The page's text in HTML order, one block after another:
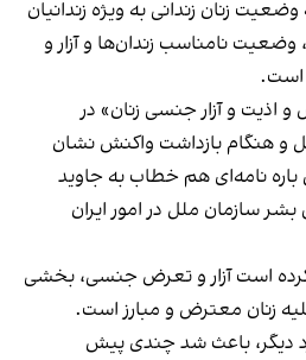
وضعیت زنان زندانی به ویژه زندانیان
نامناسب زندان‌ها و آزار و
است.
اذیت و آزار جنسی زنان» در
و هنگام بازداشت واکنش نشان
باره نامه‌ای هم خطاب به جاوید
سازمان ملل در امور ایران
است آزار و تعرض جنسی، بخشی
زنان معترض و مبارز است.
دیگر، باعث شد چندی پیش